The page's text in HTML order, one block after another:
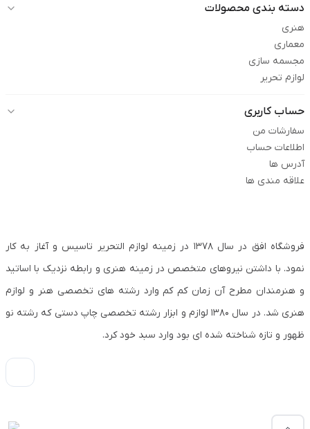
دسته بندی محصولات
هنری
معماری
مجسمه سازی
لوازم تحریر
حساب کاربری
سفارشات من
اطلاعات حساب
آدرس ها
علاقه مندی ها
فروشگاه افق در سال ۱۳۷۸ در زمینه لوازم التحریر تاسیس و آغاز به کار
نمود. با داشتن نیروهای متخصص در زمینه هنری و رابطه نزدیک با اساتید
و هنرمندان مطرح آن زمان کم کم وارد رشته های تخصصی هنر و لوازم
هنری شد. در سال ۱۳۸۰ لوازم و ابزار رشته تخصصی چاپ دستی که رشته نو
ظهور و تازه شناخته شده ای بود وارد سبد خود کرد.